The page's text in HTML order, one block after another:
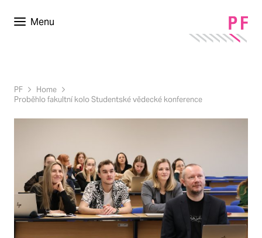
Menu
PF
Home
Proběhlo fakultní kolo Studentské vědecké konference